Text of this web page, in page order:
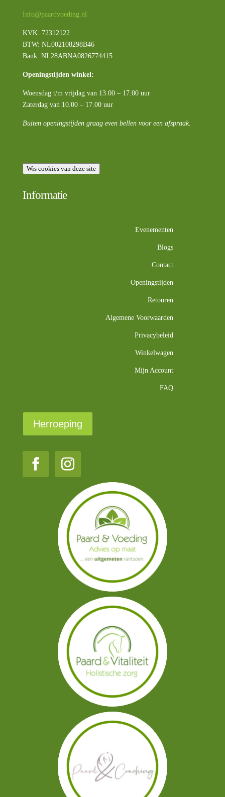
Info@paardvoeding.nl
KVK: 72312122
BTW: NL002108298B46
Bank: NL28ABNA0826774415
Openingstijden winkel:
Woensdag t/m vrijdag van 13.00 – 17.00 uur
Zaterdag van 10.00 – 17.00 uur
Buiten openingstijden graag even bellen voor een afspraak.
Wis cookies van deze site
Informatie
Evenementen
Blogs
Contact
Openingstijden
Retouren
Algemene Voorwaarden
Privacybeleid
Winkelwagen
Mijn Account
FAQ
Herroeping